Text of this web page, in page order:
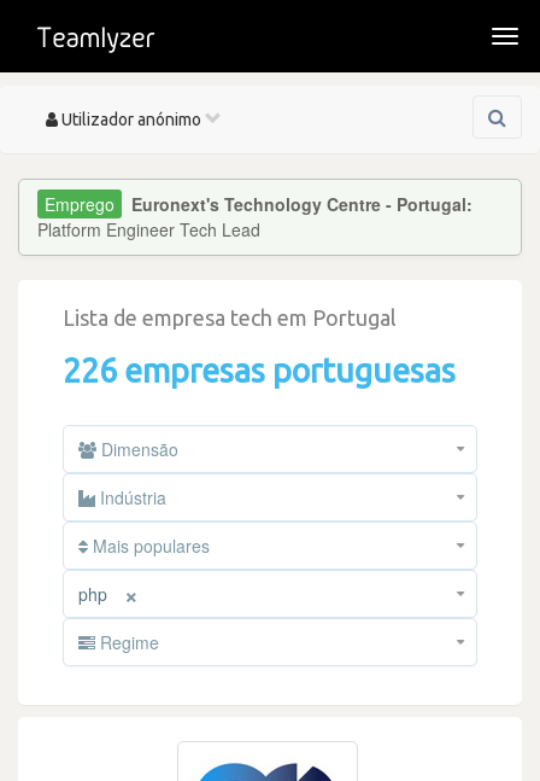
Toggle
Utilizador anónimo
Euronext's Technology Centre - Portugal:
Platform Engineer Tech Lead
Lista de empresa tech em Portugal
226 empresas portuguesas
Dimensão
Indústria
Mais populares
×
php
Regime